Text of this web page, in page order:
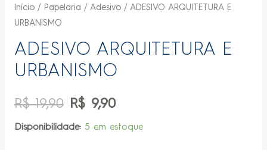
Início/ Papelaria / Adesivo/ ADESIVO ARQUITETURA E
URBANISMO
ADESIVO ARQUITETURA E
URBANISMO
R$19,90 R$9,90
Disponibilidade: 5 em estoque